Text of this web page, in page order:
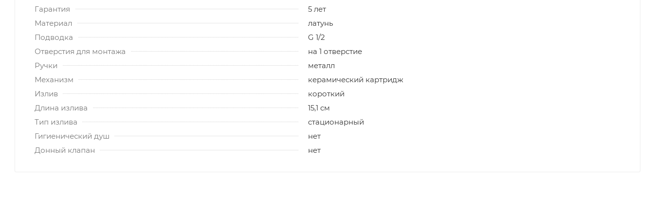
Гарантия
5 лет
Материал
латунь
Подводка
G 1/2
Отверстия для монтажа
на 1 отверстие
Ручки
металл
Механизм
керамический картридж
Излив
короткий
Длина излива
15,1 см
Тип излива
стационарный
Гигиенический душ
нет
Донный клапан
нет